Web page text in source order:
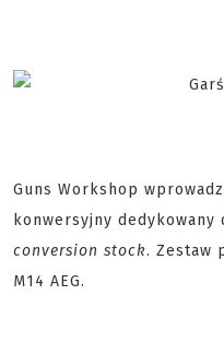
Guns Workshop
konwersyjny dedykowany
conversion stock. Zestaw
M14 AEG.